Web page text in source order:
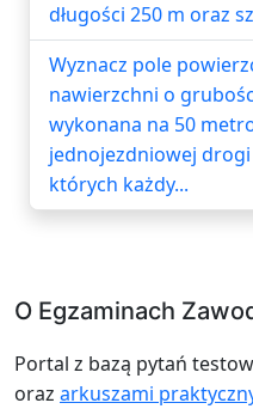
długości 250 m oraz
Wyznacz pole
nawierzchni o
wykonana na 50
jednojezdniowej
których każdy...
O Egzaminach
Portal z bazą pytań
oraz arkuszami